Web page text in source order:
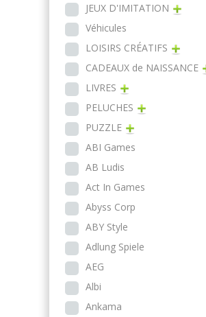
JEUX D'IMITATION
Véhicules
LOISIRS CRÉATIFS
CADEAUX de NAISSANCE
LIVRES
PELUCHES
PUZZLE
ABI Games
AB Ludis
Act In Games
Abyss Corp
ABY Style
Adlung Spiele
AEG
Albi
Ankama